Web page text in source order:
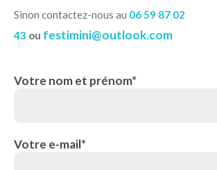
Sinon contactez-nous au 06 59 87 02
43 ou festimini@outlook.com
Votre nom et prénom*
Votre e-mail*